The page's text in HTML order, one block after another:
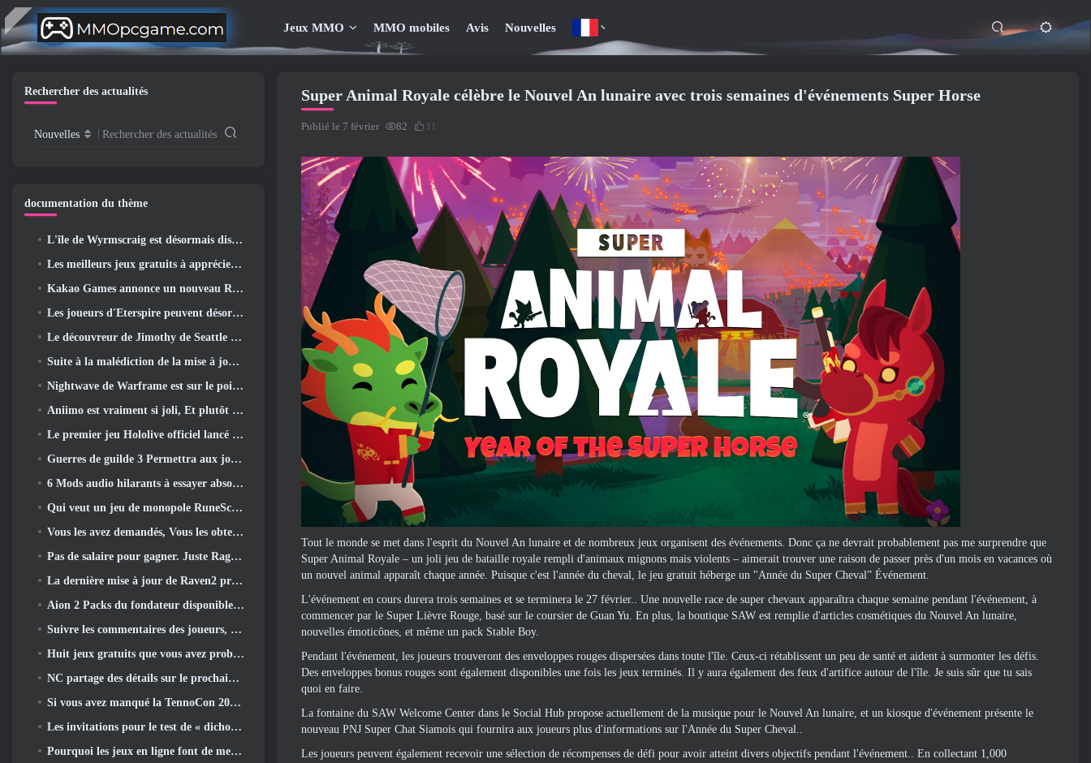
Jeux MMO MMO mobiles Avis Nouvelles
Super Animal Royale célèbre le Nouvel An lunaire avec trois semaines d'événements Super Horse
Publié le 7 février 82
Tout le monde se met dans l'esprit du Nouvel An lunaire et de nombreux jeux organisent des événements. Donc ça ne devrait probablement pas me surprendre que
Super Animal Royale – un joli jeu de bataille royale rempli d'animaux mignons mais violents – aimerait trouver une raison de passer près d'un mois en vacances où
un nouvel animal apparaît chaque année. Puisque c'est l'année du cheval, le jeu gratuit héberge un "Année du Super Cheval” Événement.
L'événement en cours durera trois semaines et se terminera le 27 février.. Une nouvelle race de super chevaux apparaîtra chaque semaine pendant l'événement, à
commencer par le Super Lièvre Rouge, basé sur le coursier de Guan Yu. En plus, la boutique SAW est remplie d'articles cosmétiques du Nouvel An lunaire,
nouvelles émoticônes, et même un pack Stable Boy.
Pendant l'événement, les joueurs trouveront des enveloppes rouges dispersées dans toute l'île. Ceux-ci rétablissent un peu de santé et aident à surmonter les défis.
Des enveloppes bonus rouges sont également disponibles une fois les jeux terminés. Il y aura également des feux d'artifice autour de l'île. Je suis sûr que tu sais
quoi en faire.
La fontaine du SAW Welcome Center dans le Social Hub propose actuellement de la musique pour le Nouvel An lunaire, et un kiosque d'événement présente le
nouveau PNJ Super Chat Siamois qui fournira aux joueurs plus d'informations sur l'Année du Super Cheval..
Les joueurs peuvent également recevoir une sélection de récompenses de défi pour avoir atteint divers objectifs pendant l'événement.. En collectant 1,000
Rechercher des actualités
Nouvelles Rechercher des actualités
documentation du thème
L'île de Wyrmscraig est désormais disponible à l'exploration dans Old School RuneScape
Les meilleurs jeux gratuits à apprécier avec votre équipe (2026)
Kakao Games annonce un nouveau RPG d'action, Jeune gardienne
Les joueurs d'Eterspire peuvent désormais voyager un peu dans le temps… en guise de régal
Le découvreur de Jimothy de Seattle a des liens avec ArenaNet, Alors bien sûr, ils l’ajoutent à Guild Wars 2
Suite à la malédiction de la mise à jour Allflame, Path Of Exile annonce plusieurs changements basés sur les commentaires
Nightwave de Warframe est sur le point de revenir de manière choquante
Aniimo est vraiment si joli, Et plutôt cool
Le premier jeu Hololive officiel lancé cette semaine
Guerres de guilde 3 Permettra aux joueurs de découvrir le monde de la Tyrie avant le réveil des dragons anciens
6 Mods audio hilarants à essayer absolument pour Marvel Rivals
Qui veut un jeu de monopole RuneScape? Parce qu'on est en route
Vous les avez demandés, Vous les obtenez. Les dragons arrivent sur Albion Online
Pas de salaire pour gagner. Juste Ragnarök. Origin Classic est lancé en juillet 23
La dernière mise à jour de Raven2 présente le système d'éveil des compétences, Donner aux joueurs plus de moyens d'améliorer leurs compétences
Aion 2 Packs du fondateur disponibles à l'achat, Complet avec cinq jours d'accès anticipé
Suivre les commentaires des joueurs, Les joueurs de League Of Legends Classic n’auront pas à payer pour les skins classiques
Huit jeux gratuits que vous avez probablement négligés et qui font partie du Train Fest de Steam
NC partage des détails sur le prochain accès anticipé d’Aion 2
Si vous avez manqué la TennoCon 2026, Digital Extremes partage tous les panneaux
Les invitations pour le test de « dichotomie » du Silver Palace sont envoyées
Pourquoi les jeux en ligne font de meilleurs anime que les anime ne créent des jeux